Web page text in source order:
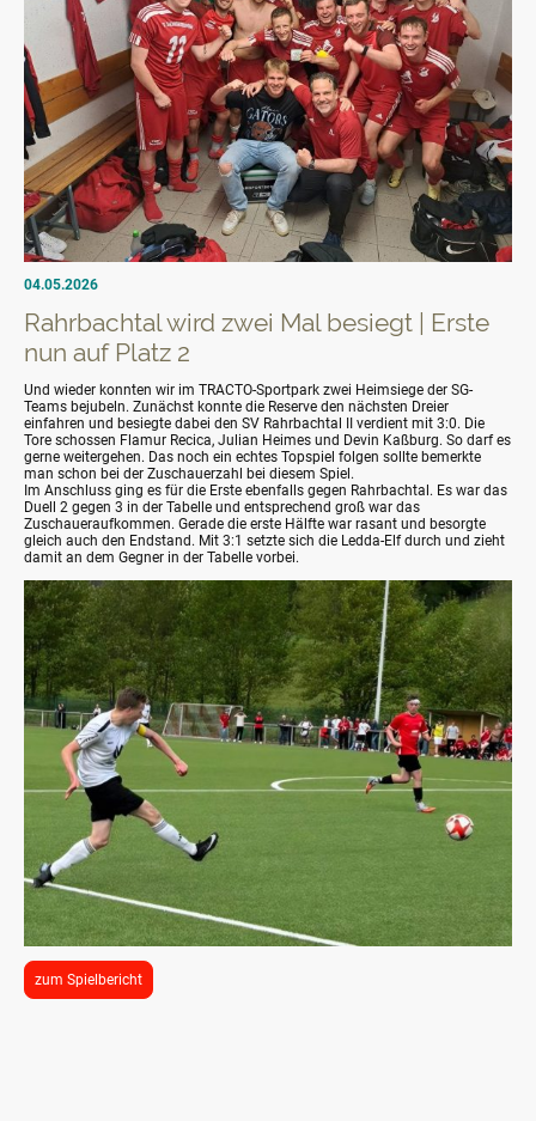
04.05.2026
Rahrbachtal wird zwei Mal besiegt | Erste
nun auf Platz 2
Und wieder konnten wir im TRACTO-Sportpark zwei Heimsiege der SG-
Teams bejubeln. Zunächst konnte die Reserve den nächsten Dreier
einfahren und besiegte dabei den SV Rahrbachtal II verdient mit 3:0. Die
Tore schossen Flamur Recica, Julian Heimes und Devin Kaßburg. So darf es
gerne weitergehen. Das noch ein echtes Topspiel folgen sollte bemerkte
man schon bei der Zuschauerzahl bei diesem Spiel.
Im Anschluss ging es für die Erste ebenfalls gegen Rahrbachtal. Es war das
Duell 2 gegen 3 in der Tabelle und entsprechend groß war das
Zuschaueraufkommen. Gerade die erste Hälfte war rasant und besorgte
gleich auch den Endstand. Mit 3:1 setzte sich die Ledda-Elf durch und zieht
damit an dem Gegner in der Tabelle vorbei.
zum Spielbericht